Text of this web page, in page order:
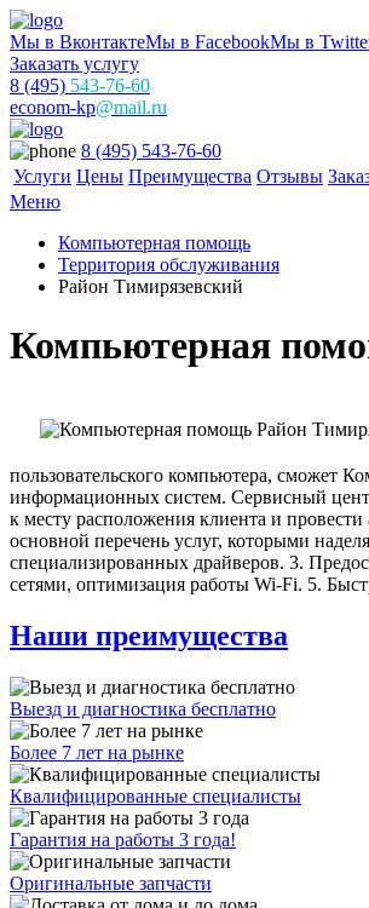
Мы в ВконтактеМы в FacebookМы в
Заказать услугу
8 (495) 543-76-60
econom-kp@mail.ru
8 (495) 543-76-60
Услуги Цены Преимущества Отзывы
Меню
Компьютерная помощь
Территория обслуживания
Район Тимирязевский
Компьютерная
пользовательского компьютера, сможет
информационных систем. Сервисный
к месту расположения клиента и
основной перечень услуг, которыми
специализированных драйверов. 3.
сетями, оптимизация работы Wi-Fi. 5.
Наши преимущества
Выезд и диагностика бесплатно
Более 7 лет на рынке
Квалифицированные специалисты
Гарантия на работы 3 года!
Оригинальные запчасти